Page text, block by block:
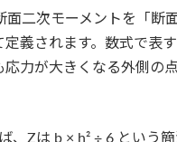
面二次モーメントを「断
義されます。数式で表
応力が大きくなる外側の
、Zは b × h² ÷ 6 という